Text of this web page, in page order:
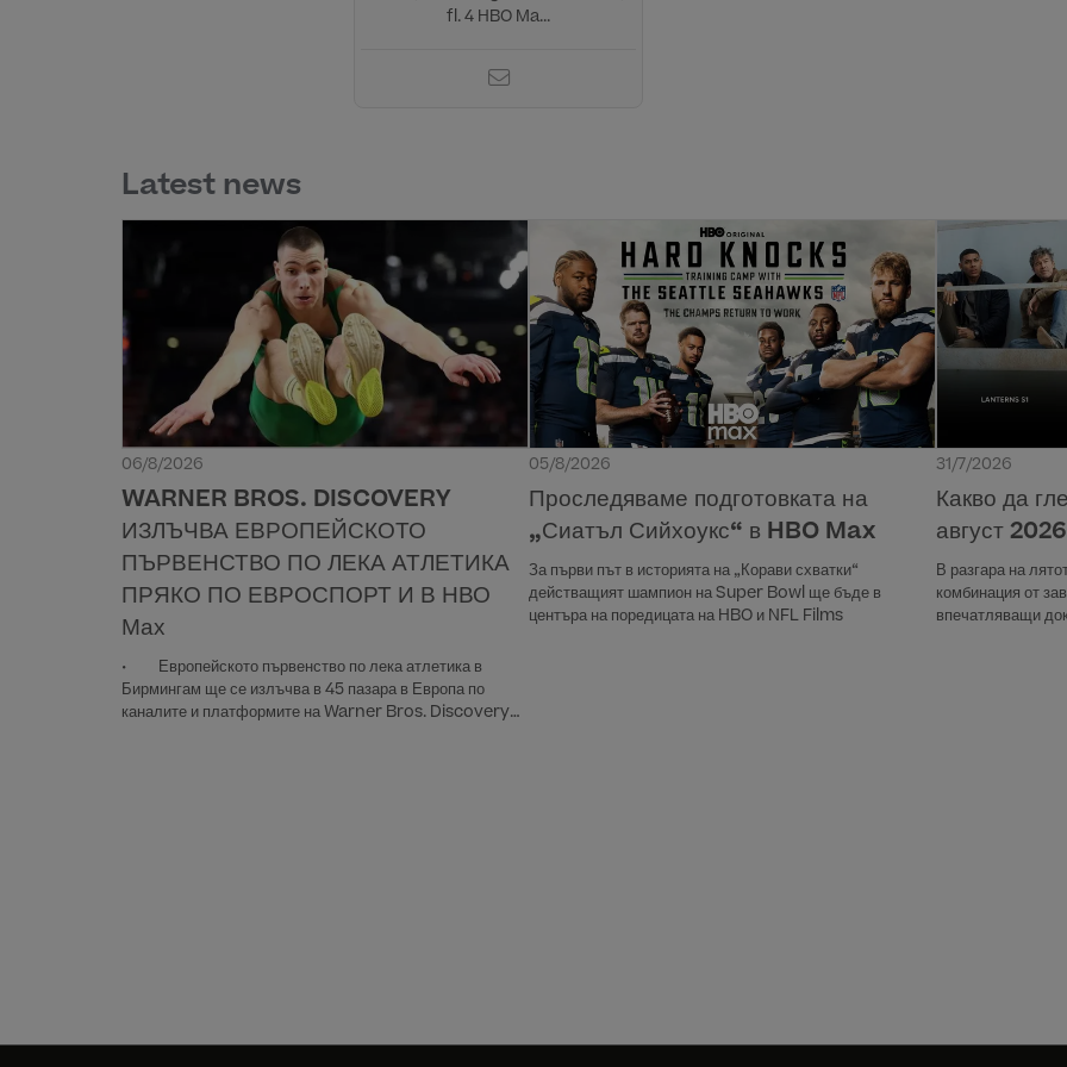
fl. 4 HBO Ma...
Latest news
06/8/2026
WARNER BROS. DISCOVERY
ИЗЛЪЧВА ЕВРОПЕЙСКОТО
ПЪРВЕНСТВО ПО ЛЕКА АТЛЕТИКА
ПРЯКО ПО ЕВРОСПОРТ И В НВО
Мах
• Европейското първенство по лека атлетика в
Бирмингам ще се излъчва в 45 пазара в Европа по
каналите и платформите на Warner Bros. Discovery
05/8/2026
Проследяваме подготовката на
„Сиатъл Сийхоукс“ в HBO Max
За първи път в историята на „Корави схватки“
действащият шампион на Super Bowl ще бъде в
центъра на поредицата на HBO и NFL Films
31/7/2026
Какво да
август 2026
В разгара на
комбинация от
впечатляващи
Лондон“. Сред